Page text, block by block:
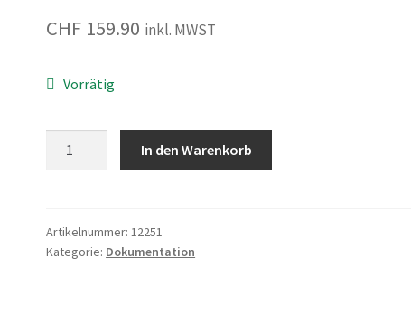
CHF 159.90 inkl. MWST
Vorrätig
Street
Menge
In den Warenkorb
Artikelnummer:12251
Kategorie: Dokumentation